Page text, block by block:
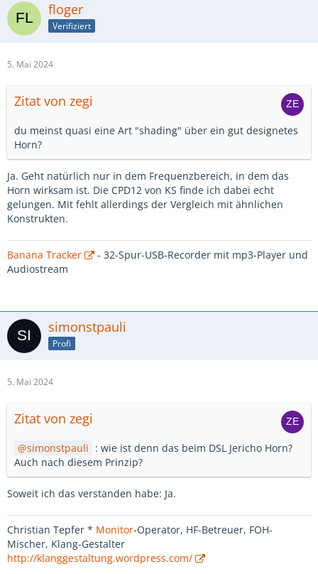
floger
Verifiziert
5. Mai 2024
Zitat von zegi
du meinst quasi eine Art "shading" über ein gut designetes
Horn?
Ja. Geht natürlich nur in dem Frequenzbereich, in dem das
Horn wirksam ist. Die CPD12 von KS finde ich dabei echt
gelungen. Mit fehlt allerdings der Vergleich mit ähnlichen
Konstrukten.
Banana Tracker
- 32-Spur-USB-Recorder mit mp3-Player und
Audiostream
simonstpauli
Profi
5. Mai 2024
Zitat von zegi
simonstpauli : wie ist denn das beim DSL Jericho Horn?
Auch nach diesem Prinzip?
Soweit ich das verstanden habe: Ja.
Christian Tepfer * Monitor-Operator, HF-Betreuer, FOH-
Mischer, Klang-Gestalter
http://klanggestaltung.wordpress.com/